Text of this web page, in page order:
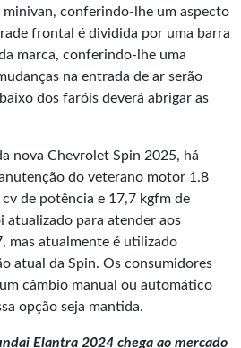
minivan, conferindo-lhe um aspecto
frontal é dividida por uma barra
marca, conferindo-lhe uma
na entrada de ar serão
dos faróis deverá abrigar as
nova Chevrolet Spin 2025, há
do veterano motor 1.8
de potência e 17,7 kgfm de
atualizado para atender aos
mas atualmente é utilizado
atual da Spin. Os consumidores
câmbio manual ou automático
opção seja mantida.
Elantra 2024 chega ao mercado